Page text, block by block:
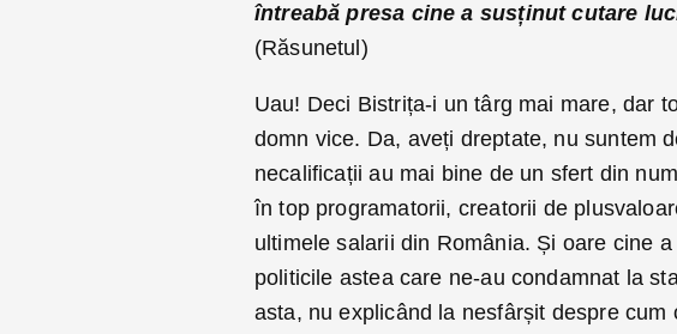
întreabă presa cine a susținut cutare
(Răsunetul)
Uau! Deci Bistrița-i un târg mai mare, dar
domn vice. Da, aveți dreptate, nu suntem
necalificații au mai bine de un sfert din
în top programatorii, creatorii de
ultimele salarii din România. Și oare cine
politicile astea care ne-au condamnat la
asta, nu explicând la nesfârșit despre cum